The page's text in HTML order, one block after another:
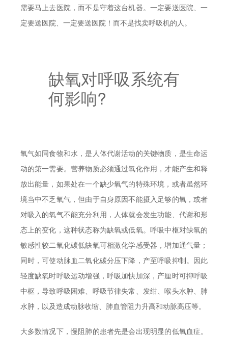
需要马上去医院，而不是守着这台机器。一定要送医院、一
定要送医院、一定要送医院！而不是找卖呼吸机的人。
缺氧对呼吸系统有
何影响?
氧气如同食物和水，是人体代谢活动的关键物质，是生命运
动的第一需要。营养物质必须通过氧化作用，才能产生和释
放出能量，如果处在一个缺少氧气的特殊环境，或者虽然环
境当中不乏氧气，但由于自身原因不能摄入足够的氧，或者
对吸入的氧气不能充分利用，人体就会发生功能、代谢和形
态上的变化，这种状态称为缺氧或低氧。呼吸中枢对缺氧的
敏感性较二氧化碳低缺氧可相激化学感受器，增加通气量；
同时，可使动脉血二氧化碳分压下降，产至呼吸抑制。因此
轻度缺氧时呼吸运动增强，呼吸加快加深，产厘时可抑呼吸
中枢，导致呼吸困难、呼吸节律失常、发绀、喉头水肿、肺
水肿，以及造成动脉收缩、肺血管阻力升高和动脉高压等。
大多数情况下，慢阻肺的患者先是会出现明显的低氧血症。